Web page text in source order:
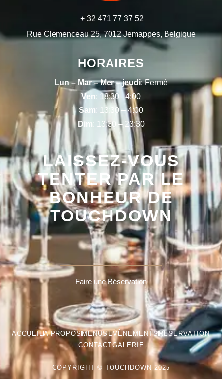
+ 32 471 77 37 52
Rue Clemenceau 25, 7012 Jemappes, Belgique
HORAIRES
Lun – Mar – Mer – jeudi: Fermé
Ven: 18:30 –4:00
Sam: 13:30 – 4:00
Dim: 13:30 – 23:30
LAISSEZ-VOUS
TENTER PAR LE
BONHEUR DE
TOUCHDOWN
Faire une Réservation
ACCUEILA PROPOSMENUSEVÈNEMENTSRESERVATION
CONTACTGALERIE
COPYRIGHT © TOUCHDOWN 2025